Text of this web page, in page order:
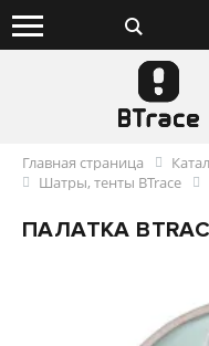
Главная страница
Шатры, тенты BTrace
ПАЛАТКА